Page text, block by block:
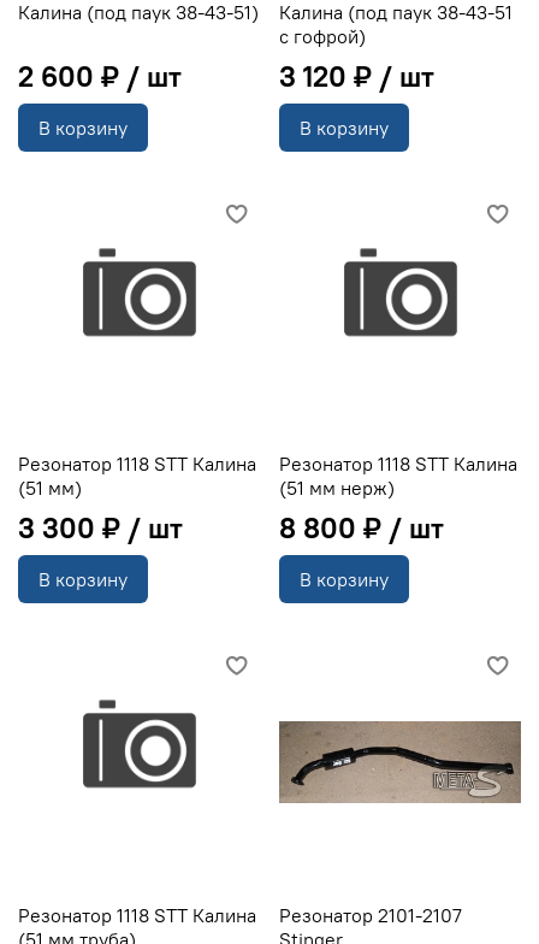
Калина (под паук 38-43-51)
2 600 ₽
В корзину
Калина (под паук 38-43-51
с гофрой)
3 120 ₽
В корзину
Резонатор 1118 STT Калина
(51 мм)
3 300 ₽
В корзину
Резонатор 1118 STT Калина
(51 мм нерж)
8 800 ₽
В корзину
Резонатор 1118 STT Калина
(51 мм труба)
Резонатор 2101-2107
Stinger